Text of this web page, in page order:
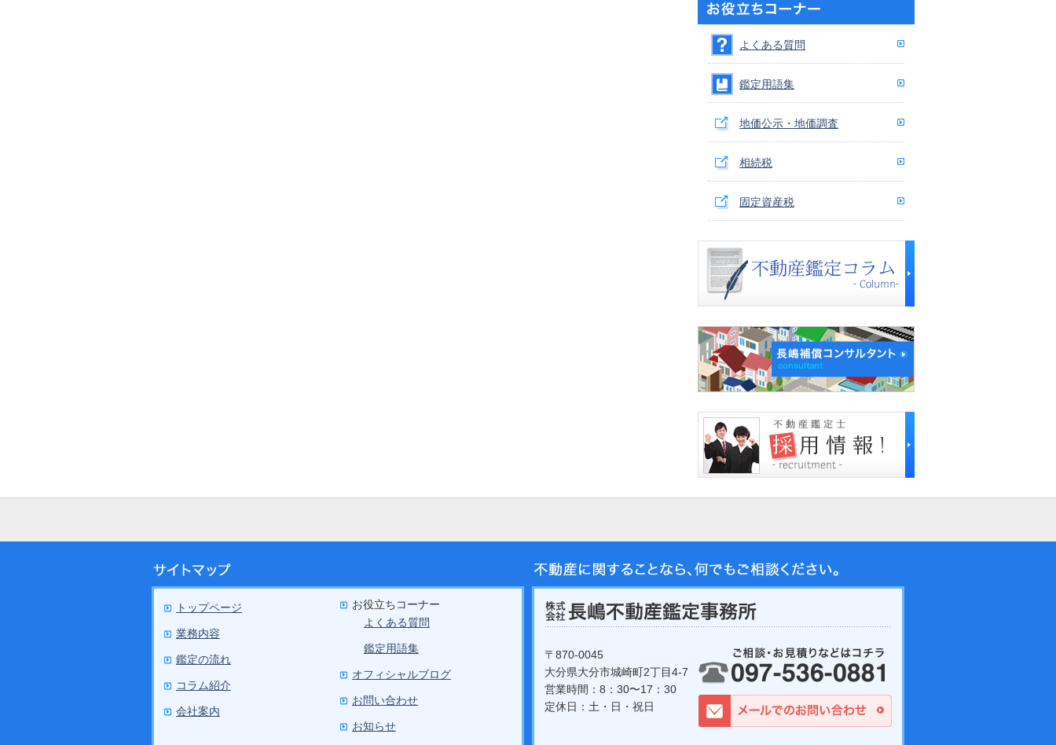
よくある質問
鑑定用語集
地価公示・地価調査
相続税
固定資産税
トップページ
業務内容
鑑定の流れ
コラム紹介
会社案内
お役立ちコーナー
よくある質問
鑑定用語集
オフィシャルブログ
お問い合わせ
お知らせ
〒870-0045
大分県大分市城崎町2丁目4-7
営業時間：8：30〜17：30
定休日：土・日・祝日